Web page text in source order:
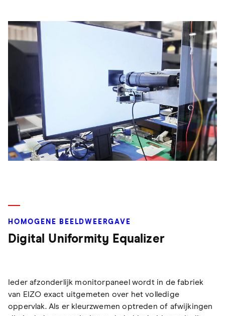
HOMOGENE BEELDWEERGAVE
Digital Uniformity Equalizer
Ieder afzonderlijk monitorpaneel wordt in de fabriek
van EIZO exact uitgemeten over het volledige
oppervlak. Als er kleurzwemen optreden of afwijkingen